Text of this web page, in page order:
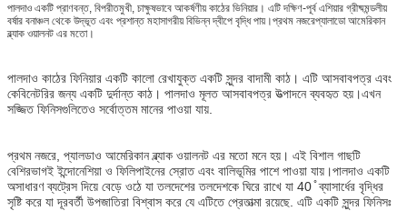
পালদাও একটি প্রাণবন্ত, বিপরীতমুখী, চাক্ষুষভাবে আকর্ষণীয় কাঠের ভিনিয়ার। এটি দক্ষিণ-পূর্ব এশিয়ার গ্রীষ্মমন্ডলীয়
বর্ষার বনাঞ্চল থেকে উদ্ভূত এবং প্রশান্ত মহাসাগরীয় বিভিন্ন দ্বীপে বৃদ্ধি পায়।প্রথম নজরেপ্যালাডো আমেরিকান
ব্ল্যাক ওয়ালনট এর মতো।
পালদাও কাঠের ফিনিয়ার একটি কালো রেখাযুক্ত একটি সুন্দর বাদামী কাঠ। এটি আসবাবপত্র এবং
কেবিনেটরির জন্য একটি দুর্দান্ত কাঠ। পালদাও মূলত আসবাবপত্র উত্পাদনে ব্যবহৃত হয়।এখন
সজ্জিত ফিনিসগুলিতেও সর্বোত্তম মানের পাওয়া যায়.
প্রথম নজরে, প্যালডাও আমেরিকান ব্ল্যাক ওয়ালনট এর মতো মনে হয়। এই বিশাল গাছটি
বেশিরভাগই ইন্দোনেশিয়া ও ফিলিপাইনের স্রোত এবং বালিভূমির পাশে পাওয়া যায়।পালদাও একটি
অসাধারণ ব্যট্রেস দিয়ে বেড়ে ওঠে যা তলদেশের তলদেশকে ঘিরে রাখে যা 40 ̊ ব্যাসার্ধের বৃদ্ধির
সৃষ্টি করে যা দূরবর্তী উপজাতিরা বিশ্বাস করে যে এটিতে প্রেতাত্মা রয়েছে. এটি একটি সুন্দর ফিনিসঃ